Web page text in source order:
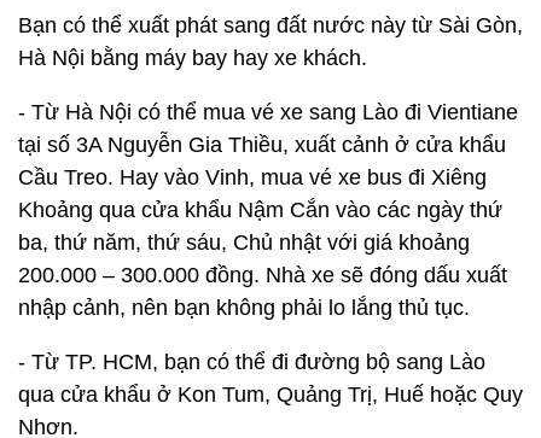
Bạn có thể xuất phát sang đất nước này từ Sài Gòn,
Hà Nội bằng máy bay hay xe khách.
- Từ Hà Nội có thể mua vé xe sang Lào đi Vientiane
tại số 3A Nguyễn Gia Thiều, xuất cảnh ở cửa khẩu
Cầu Treo. Hay vào Vinh, mua vé xe bus đi Xiêng
Khoảng qua cửa khẩu Nậm Cắn vào các ngày thứ
ba, thứ năm, thứ sáu, Chủ nhật với giá khoảng
200.000 – 300.000 đồng. Nhà xe sẽ đóng dấu xuất
nhập cảnh, nên bạn không phải lo lắng thủ tục.
- Từ TP. HCM, bạn có thể đi đường bộ sang Lào
qua cửa khẩu ở Kon Tum, Quảng Trị, Huế hoặc Quy
Nhơn.